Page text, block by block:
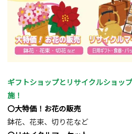
ギフトショップとリサイクルショッ
施！
〇大特価！お花の販売
鉢花、花束、切り花など